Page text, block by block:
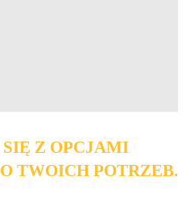
Z OPCJAMI
TWOICH POTRZEB.